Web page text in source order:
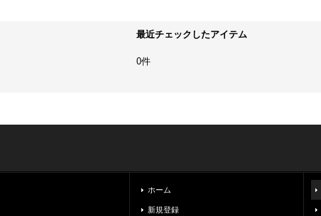
最近チェックしたアイテム
0件
ホーム
新規登録